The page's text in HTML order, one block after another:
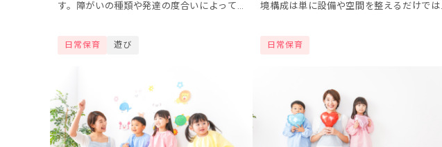
す。障がいの種類や発達の度合いによって
悩む方も多...
日常保育 遊び
境構成は単に設備や空間を整えるだけでは
クルーシブ...
日常保育